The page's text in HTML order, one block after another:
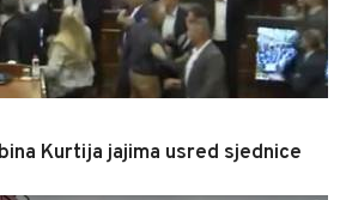
Kurtija jajima usred sjednice